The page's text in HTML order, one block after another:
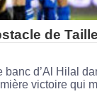
de
banc d’Al Hilal
victoire qui